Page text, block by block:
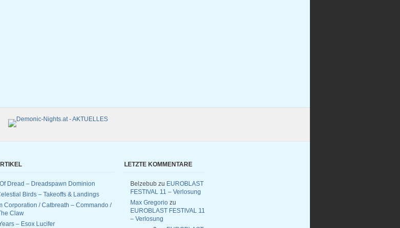
Dread – Dreadspawn Dominion
Birds – Takeoffs & Landings
Corporation / Catbreath – Commando /
Claw
– Esox Lucifer
LETZTE KOMMENTARE
Belzebub zu EUROBLAST
FESTIVAL 11 – Verlosung
Max Gregorio zu
EUROBLAST FESTIVAL 11
– Verlosung